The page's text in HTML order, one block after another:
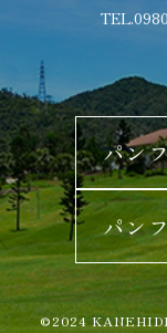
パン
パン
©2024